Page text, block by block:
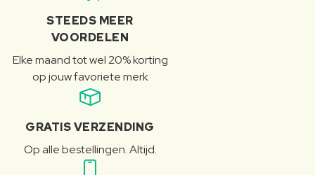
STEEDS MEER
VOORDELEN
Elke maand tot wel 20% korting
op jouw favoriete merk
GRATIS VERZENDING
Op alle bestellingen. Altijd.